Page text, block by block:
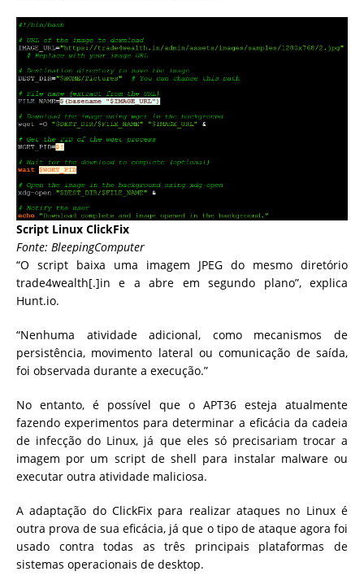
Script Linux ClickFix
Fonte: BleepingComputer
“O script baixa uma imagem JPEG do mesmo diretório
trade4wealth[.]in e a abre em segundo plano”, explica
Hunt.io.
“Nenhuma atividade adicional, como mecanismos de
persistência, movimento lateral ou comunicação de saída,
foi observada durante a execução.”
No entanto, é possível que o APT36 esteja atualmente
fazendo experimentos para determinar a eficácia da cadeia
de infecção do Linux, já que eles só precisariam trocar a
imagem por um script de shell para instalar malware ou
executar outra atividade maliciosa.
A adaptação do ClickFix para realizar ataques no Linux é
outra prova de sua eficácia, já que o tipo de ataque agora foi
usado contra todas as três principais plataformas de
sistemas operacionais de desktop.